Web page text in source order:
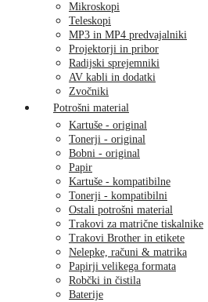
Mikroskopi
Teleskopi
MP3 in MP4 predvajalniki
Projektorji in pribor
Radijski sprejemniki
AV kabli in dodatki
Zvočniki
Potrošni material
Kartuše - original
Tonerji - original
Bobni - original
Papir
Kartuše - kompatibilne
Tonerji - kompatibilni
Ostali potrošni material
Trakovi za matrične tiskalnike
Trakovi Brother in etikete
Nelepke, računi & matrika
Papirji velikega formata
Robčki in čistila
Baterije